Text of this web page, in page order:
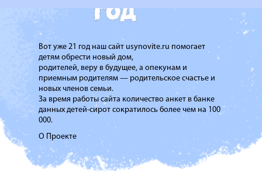
Вот уже 21 год наш сайт usynovite.ru помогает
детям обрести новый дом,
родителей, веру в будущее, а опекунам и
приемным родителям — родительское счастье и
новых членов семьи.
За время работы сайта количество анкет в банке
данных детей-сирот сократилось более чем на 100
000.
О Проекте